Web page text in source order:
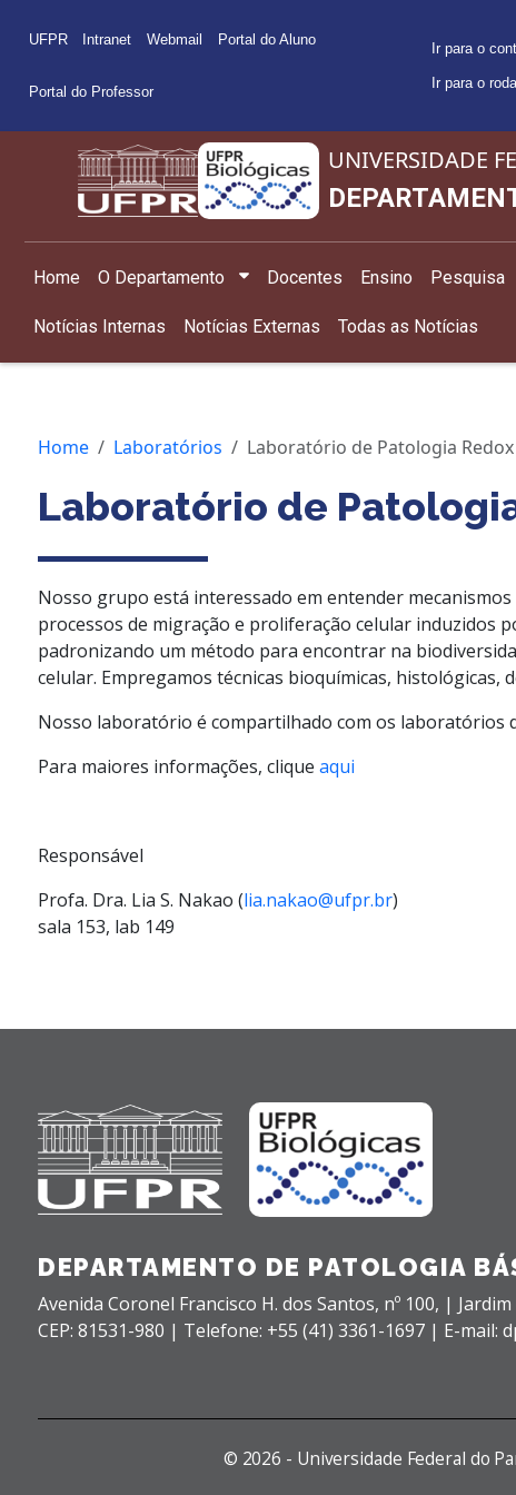
UFPR Intranet Webmail Portal do Aluno
Portal do Professor
Ir para o
Ir para o
UNIVERSIDADE
Home O Departamento Docentes Ensino Pesquisa
Notícias Internas Notícias Externas Todas as Notícias
Home Laboratórios Laboratório de Patologia Redox
Laboratório de
Nosso grupo está interessado em entender
processos de migração e proliferação celular induzidos
padronizando um método para encontrar na
celular. Empregamos técnicas bioquímicas,
Nosso laboratório é compartilhado com os laboratórios
Para maiores informações, clique aqui
Responsável
Profa. Dra. Lia S. Nakao (lia.nakao@ufpr.br)
sala 153, lab 149
DEPARTAMENTO DE PATOLOGIA
Avenida Coronel Francisco H. dos Santos, nº 100, | Jardim
CEP: 81531-980 | Telefone: +55 (41) 3361-1697 | E-mail:
© 2026 - Universidade Federal do